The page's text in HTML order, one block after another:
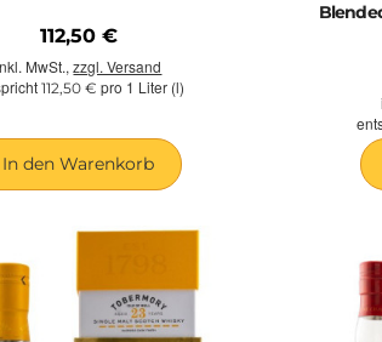
112,50 €
MwSt.,zzgl. Versand
112,50 € pro 1 Liter (l)
In den Warenkorb